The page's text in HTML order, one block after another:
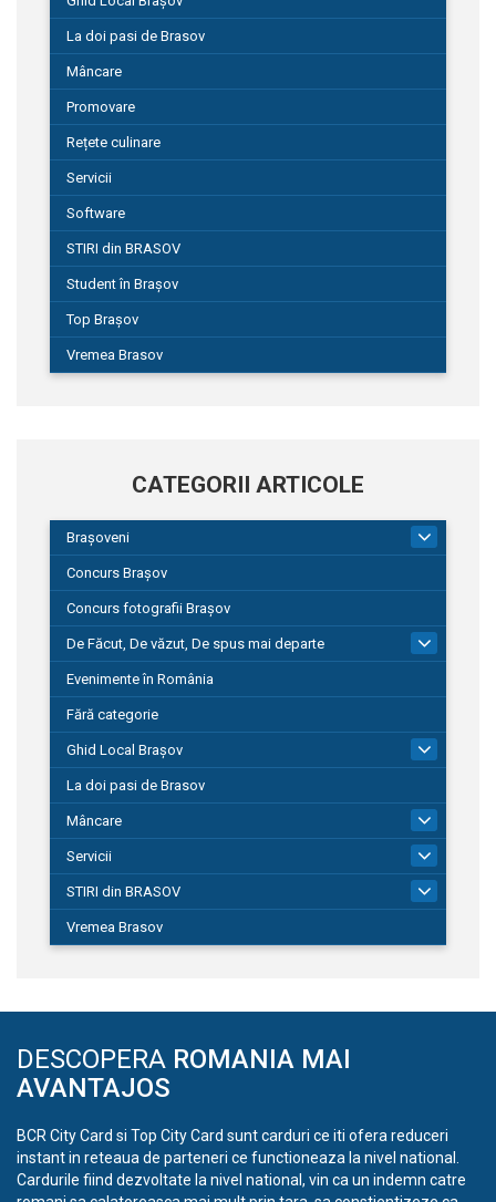
La doi pasi de Brasov
Mâncare
Promovare
Rețete culinare
Servicii
Software
STIRI din BRASOV
Student în Brașov
Top Brașov
Vremea Brasov
CATEGORII ARTICOLE
Brașoveni
Concurs Brașov
Concurs fotografii Brașov
De Făcut, De văzut, De spus mai departe
149
Evenimente în România
Fără categorie
Ghid Local Brașov
La doi pasi de Brasov
Mâncare
Servicii
STIRI din BRASOV
Vremea Brasov
DESCOPERA ROMANIA MAI
AVANTAJOS
BCR City Card si Top City Card sunt carduri ce iti ofera reduceri
instant in reteaua de parteneri ce functioneaza la nivel national.
Cardurile fiind dezvoltate la nivel national, vin ca un indemn catre